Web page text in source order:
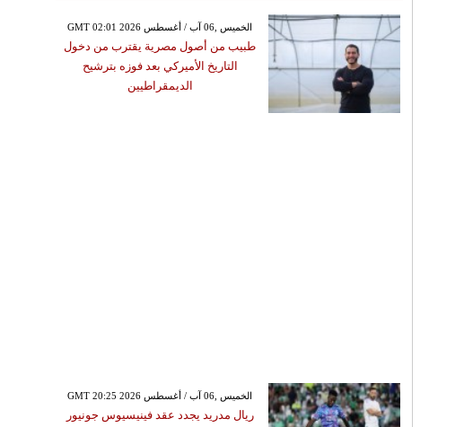
GMT 02:01 2026 الخميس ,06 آب / أغسطس
طبيب من أصول مصرية يقترب من دخول
التاريخ الأميركي بعد فوزه بترشيح
الديمقراطيين
GMT 20:25 2026 الخميس ,06 آب / أغسطس
ريال مدريد يجدد عقد فينيسيوس جونيور